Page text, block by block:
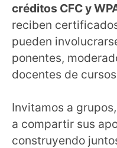
créditos CFC y
reciben
pueden
ponentes,
docentes de
Invitamos a
a compartir sus
construyendo